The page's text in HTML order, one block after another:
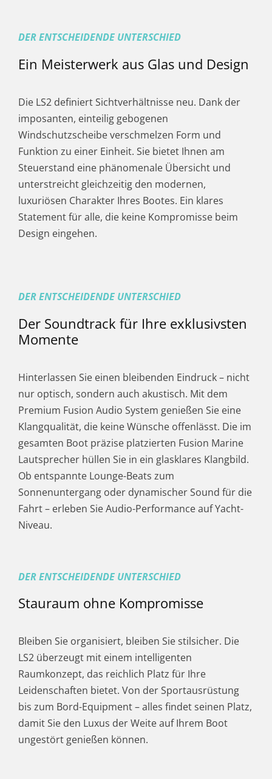
DER ENTSCHEIDENDE UNTERSCHIED
Ein Meisterwerk aus Glas und Design
Die LS2 definiert Sichtverhältnisse neu. Dank der
imposanten, einteilig gebogenen
Windschutzscheibe verschmelzen Form und
Funktion zu einer Einheit. Sie bietet Ihnen am
Steuerstand eine phänomenale Übersicht und
unterstreicht gleichzeitig den modernen,
luxuriösen Charakter Ihres Bootes. Ein klares
Statement für alle, die keine Kompromisse beim
Design eingehen.
DER ENTSCHEIDENDE UNTERSCHIED
Der Soundtrack für Ihre exklusivsten
Momente
Hinterlassen Sie einen bleibenden Eindruck – nicht
nur optisch, sondern auch akustisch. Mit dem
Premium Fusion Audio System genießen Sie eine
Klangqualität, die keine Wünsche offenlässt. Die im
gesamten Boot präzise platzierten Fusion Marine
Lautsprecher hüllen Sie in ein glasklares Klangbild.
Ob entspannte Lounge-Beats zum
Sonnenuntergang oder dynamischer Sound für die
Fahrt – erleben Sie Audio-Performance auf Yacht-
Niveau.
DER ENTSCHEIDENDE UNTERSCHIED
Stauraum ohne Kompromisse
Bleiben Sie organisiert, bleiben Sie stilsicher. Die
LS2 überzeugt mit einem intelligenten
Raumkonzept, das reichlich Platz für Ihre
Leidenschaften bietet. Von der Sportausrüstung
bis zum Bord-Equipment – alles findet seinen Platz,
damit Sie den Luxus der Weite auf Ihrem Boot
ungestört genießen können.